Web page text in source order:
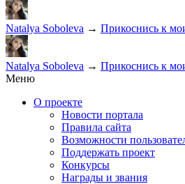
Natalya Soboleva → Прикоснись к
Natalya Soboleva → Прикоснись к
Меню
О проекте
Новости портала
Правила сайта
Возможности
Поддержать проект
Конкурсы
Награды и звания